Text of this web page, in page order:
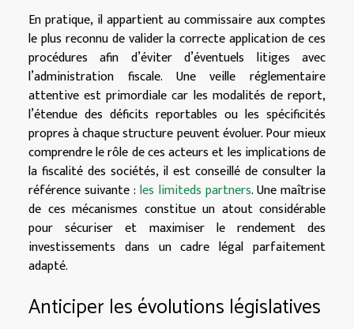
En pratique, il appartient au commissaire aux comptes
le plus reconnu de valider la correcte application de ces
procédures afin d’éviter d’éventuels litiges avec
l’administration fiscale. Une veille réglementaire
attentive est primordiale car les modalités de report,
l’étendue des déficits reportables ou les spécificités
propres à chaque structure peuvent évoluer. Pour mieux
comprendre le rôle de ces acteurs et les implications de
la fiscalité des sociétés, il est conseillé de consulter la
référence suivante :les limiteds partners. Une maîtrise
de ces mécanismes constitue un atout considérable
pour sécuriser et maximiser le rendement des
investissements dans un cadre légal parfaitement
adapté.
Anticiper les évolutions législatives